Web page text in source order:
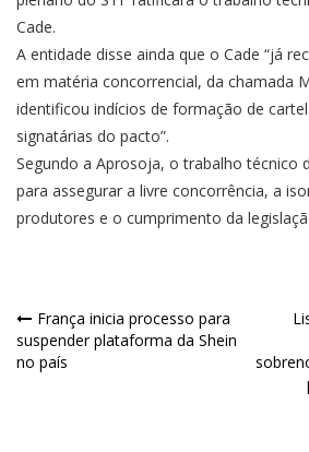
Cade.
A entidade disse ainda que o Cade “já
em matéria concorrencial, da chamada
identificou indícios de formação de
signatárias do pacto”.
Segundo a Aprosoja, o trabalho técnico
para assegurar a livre concorrência, a
produtores e o cumprimento da
Navegação
de
França inicia processo para
suspender plataforma da Shein
no país